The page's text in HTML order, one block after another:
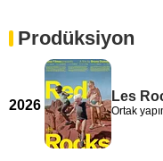
Prodüksiyon
2026
Les
Ortak